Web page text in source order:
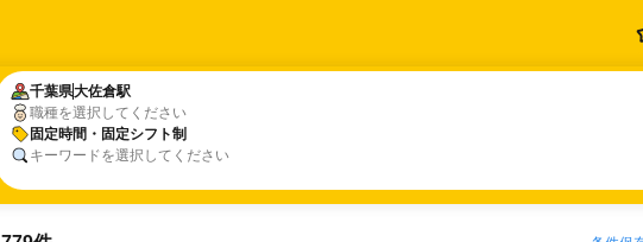
千葉県大佐倉駅
職種を選択してください
固定時間・固定シフト制
キーワードを選択してください
千葉県大佐倉駅
固定時間・固定シフト制